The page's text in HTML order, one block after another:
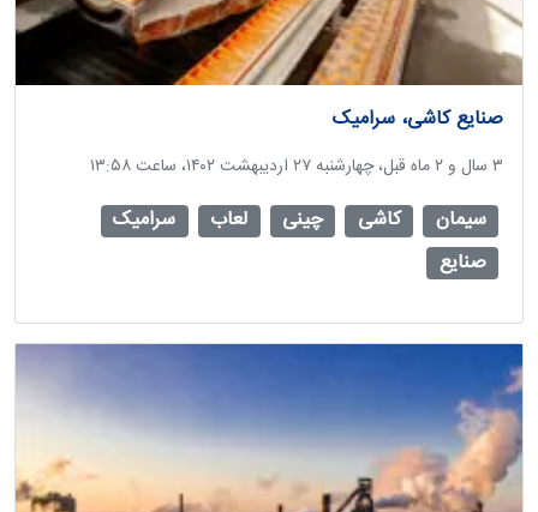
صنایع کاشی، سرامیک
‫۳ سال و ۲ ماه قبل، چهارشنبه ۲۷ اردیبهشت ۱۴۰۲، ساعت ۱۳:۵۸
سیمان کاشی چینی لعاب
سرامیک
صنایع